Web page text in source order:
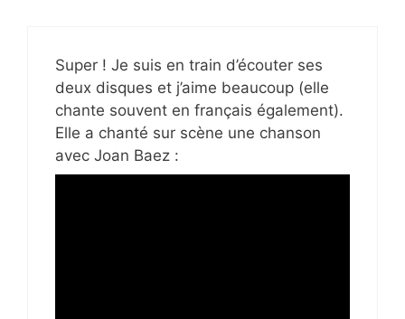
Super ! Je suis en train d’écouter ses
deux disques et j’aime beaucoup (elle
chante souvent en français également).
Elle a chanté sur scène une chanson
avec Joan Baez :